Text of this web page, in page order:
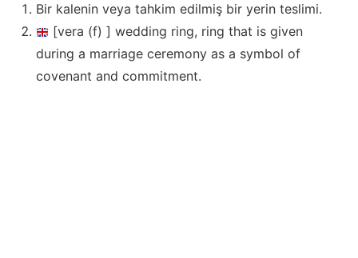
Bir kalenin veya tahkim edilmiş bir yerin teslimi.
[vera (f) ] wedding ring, ring that is given
during a marriage ceremony as a symbol of
covenant and commitment.